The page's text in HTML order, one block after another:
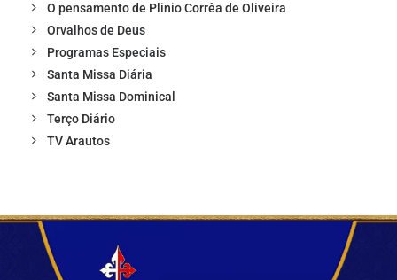
O pensamento de Plinio Corrêa de Oliveira
Orvalhos de Deus
Programas Especiais
Santa Missa Diária
Santa Missa Dominical
Terço Diário
TV Arautos